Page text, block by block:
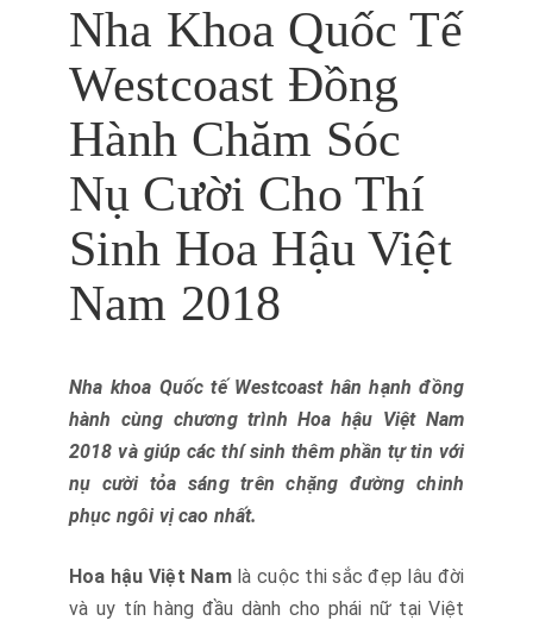
Nha Khoa Quốc Tế
Westcoast Đồng
Hành Chăm Sóc
Nụ Cười Cho Thí
Sinh Hoa Hậu Việt
Nam 2018
Nha khoa Quốc tế Westcoast hân hạnh đồng
hành cùng chương trình Hoa hậu Việt Nam
2018 và giúp các thí sinh thêm phần tự tin với
nụ cười tỏa sáng trên chặng đường chinh
phục ngôi vị cao nhất.
Hoa hậu Việt Namlà cuộc thi sắc đẹp lâu đời
và uy tín hàng đầu dành cho phái nữ tại Việt